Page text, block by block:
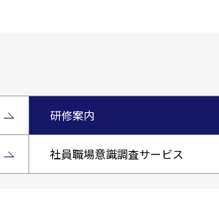
研修案内
社員職場意識調査サービス